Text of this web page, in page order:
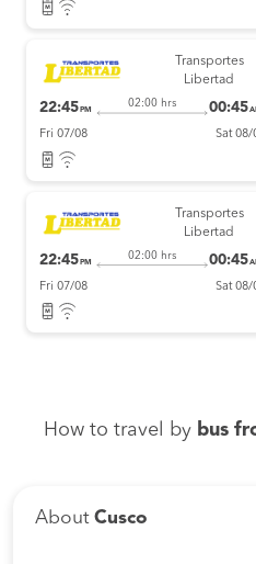
Transportes
Libertad
22:45 PM
02:00 hrs 00:45
Fri 07/08 Sat 08/
Transportes
Libertad
22:45 PM
02:00 hrs 00:45
Fri 07/08 Sat 08/
How to travel by bus
About Cusco